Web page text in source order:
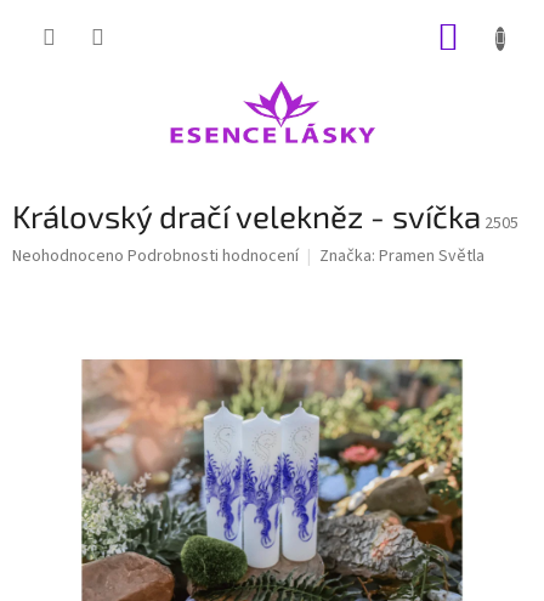
Královský dračí velekněz - svíčka 2505
Průměrné
hvězdiček.
Neohodnoceno Podrobnosti hodnocení Značka: Pramen Světla